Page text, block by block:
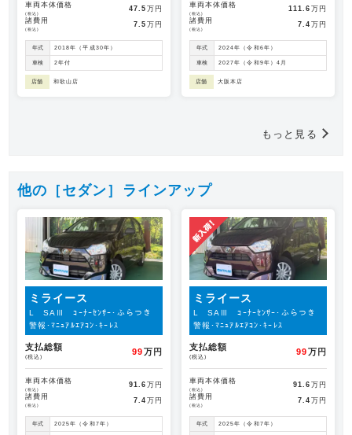
車両本体価格
(税込)
47.5 万円
諸費用
(税込)
7.5 万円
年式 2018年（平成30年）
車検 2年付
店舗 和歌山店
車両本体価格
(税込)
111.6 万円
諸費用
(税込)
7.4 万円
年式 2024年（令和6年）
車検 2027年（令和9年）4月
店舗 大阪本店
もっと見る
他の［セダン］ラインアップ
ミライース
L SAⅢ ｺｰﾅｰｾﾝｻｰ･ふらつき
警報･ﾏﾆｭｱﾙｴｱｺﾝ･ｷｰﾚｽ
支払総額
(税込)
99万円
車両本体価格
(税込)
91.6 万円
諸費用
(税込)
7.4 万円
年式 2025年（令和7年）
ミライース
L SAⅢ ｺｰﾅｰｾﾝｻｰ･ふらつき
警報･ﾏﾆｭｱﾙｴｱｺﾝ･ｷｰﾚｽ
支払総額
(税込)
99万円
車両本体価格
(税込)
91.6 万円
諸費用
(税込)
7.4 万円
年式 2025年（令和7年）